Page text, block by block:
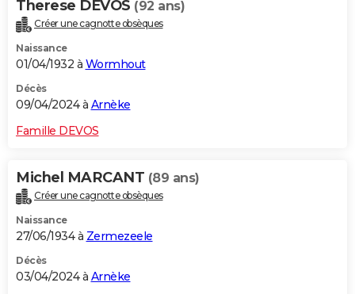
Therese DEVOS (92 ans)
Créer une cagnotte obsèques
Naissance
01/04/1932 à Wormhout
Décès
09/04/2024 à Arnèke
Famille DEVOS
Michel MARCANT (89 ans)
Créer une cagnotte obsèques
Naissance
27/06/1934 à Zermezeele
Décès
03/04/2024 à Arnèke